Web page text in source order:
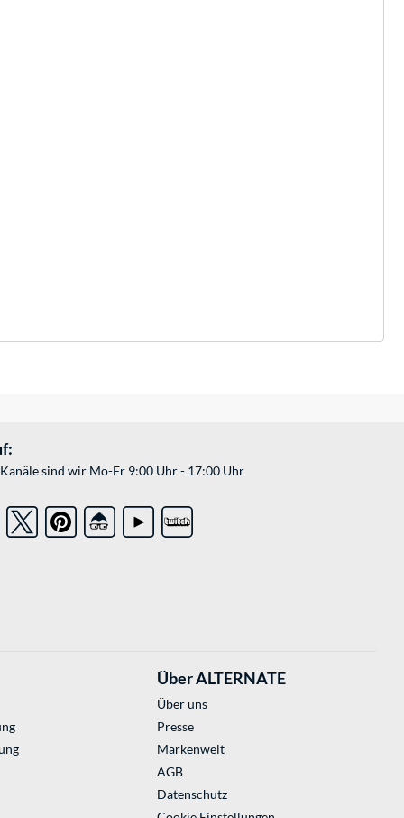
sind wir Mo-Fr 9:00 Uhr - 17:00 Uhr
Über ALTERNATE
Über uns
Presse
Markenwelt
AGB
Datenschutz